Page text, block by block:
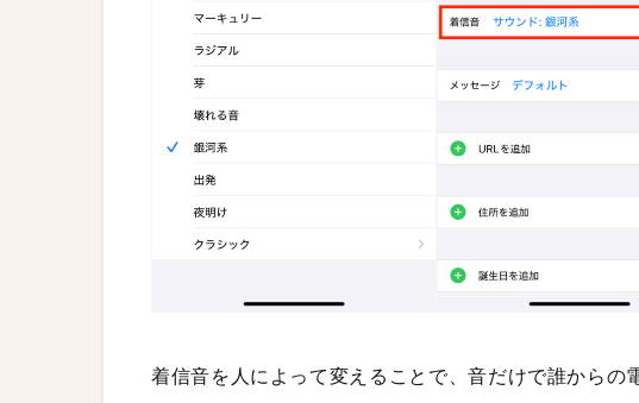
着信音を人によって変えることで、音だけで誰からの